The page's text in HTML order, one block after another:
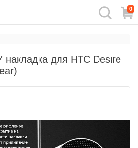
0
накладка для HTC Desire